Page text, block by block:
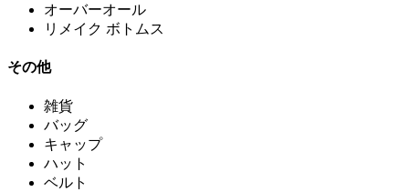
オーバーオール
リメイク ボトムス
その他
雑貨
バッグ
キャップ
ハット
ベルト